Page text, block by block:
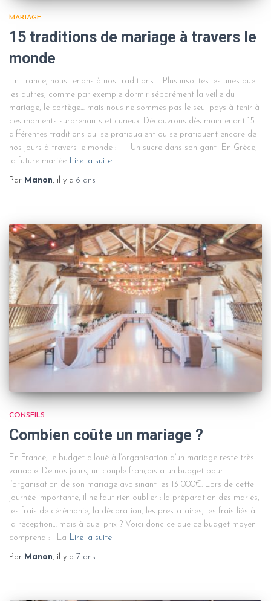
MARIAGE
15 traditions de mariage à travers le
monde
En France, nous tenons à nos traditions ! Plus insolites les unes que
les autres, comme par exemple dormir séparément la veille du
mariage, le cortège… mais nous ne sommes pas le seul pays à tenir à
ces moments surprenants et curieux. Découvrons dès maintenant 15
différentes traditions qui se pratiquaient ou se pratiquent encore de
nos jours à travers le monde : Un sucre dans son gant En Grèce,
la future mariée Lire la suite
Par Manon, il y a 6 ans
CONSEILS
Combien coûte un mariage ?
En France, le budget alloué à l’organisation d’un mariage reste très
variable. De nos jours, un couple français a un budget pour
l’organisation de son mariage avoisinant les 13 000€. Lors de cette
journée importante, il ne faut rien oublier : la préparation des mariés,
les frais de cérémonie, la décoration, les prestataires, les frais liés à
la réception… mais à quel prix ? Voici donc ce que ce budget moyen
comprend : La Lire la suite
Par Manon, il y a 7 ans